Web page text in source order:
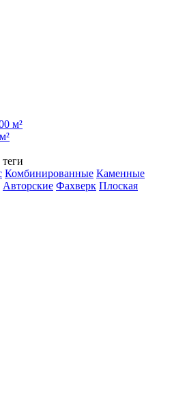
м²
Комбинированные Каменные
Авторские Фахверк Плоская